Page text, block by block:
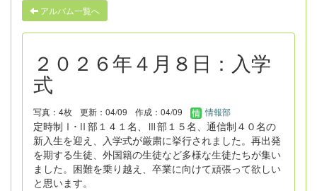
アルバム一覧へ
２０２６年４月８日：入学
式
写真：4枚 更新：04/09 作成：04/09 情報部
定時制Ⅰ･Ⅱ部１４１名、Ⅲ部１５名、通信制４０名の
新入生を迎え、入学式が厳粛に挙行されました。再出発
を期する生徒、外国籍の生徒など多様な生徒たちが集い
ました。困難を乗り越え、卒業に向けて頑張って欲しい
と思います。